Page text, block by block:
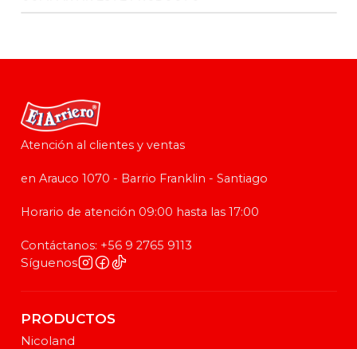
Atención al clientes y ventas
en Arauco 1070 - Barrio Franklin - Santiago
Horario de atención 09:00 hasta las 17:00
Contáctanos: +56 9 2765 9113
Síguenos
PRODUCTOS
Nicoland